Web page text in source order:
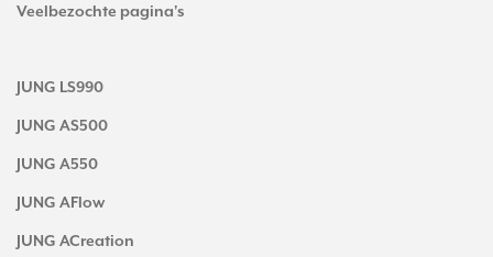
Veelbezochte pagina's
JUNG LS990
JUNG AS500
JUNG A550
JUNG AFlow
JUNG ACreation